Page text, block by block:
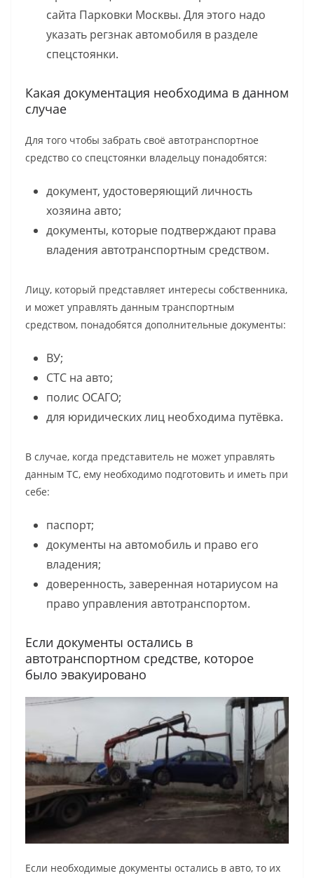
сайта Парковки Москвы. Для этого надо
указать регзнак автомобиля в разделе
спецстоянки.
Какая документация необходима в данном
случае
Для того чтобы забрать своё автотранспортное
средство со спецстоянки владельцу понадобятся:
документ, удостоверяющий личность
хозяина авто;
документы, которые подтверждают права
владения автотранспортным средством.
Лицу, который представляет интересы собственника,
и может управлять данным транспортным
средством, понадобятся дополнительные документы:
ВУ;
СТС на авто;
полис ОСАГО;
для юридических лиц необходима путёвка.
В случае, когда представитель не может управлять
данным ТС, ему необходимо подготовить и иметь при
себе:
паспорт;
документы на автомобиль и право его
владения;
доверенность, заверенная нотариусом на
право управления автотранспортом.
Если документы остались в
автотранспортном средстве, которое
было эвакуировано
Если необходимые документы остались в авто, то их